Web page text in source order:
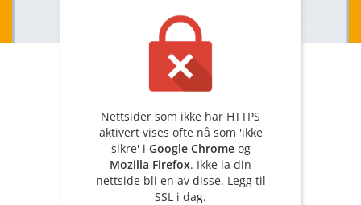
Nettsider som ikke har HTTPS
aktivert vises ofte nå som 'ikke
sikre' i Google Chromeog
Mozilla Firefox. Ikke la din
nettside bli en av disse. Legg til
SSL i dag.